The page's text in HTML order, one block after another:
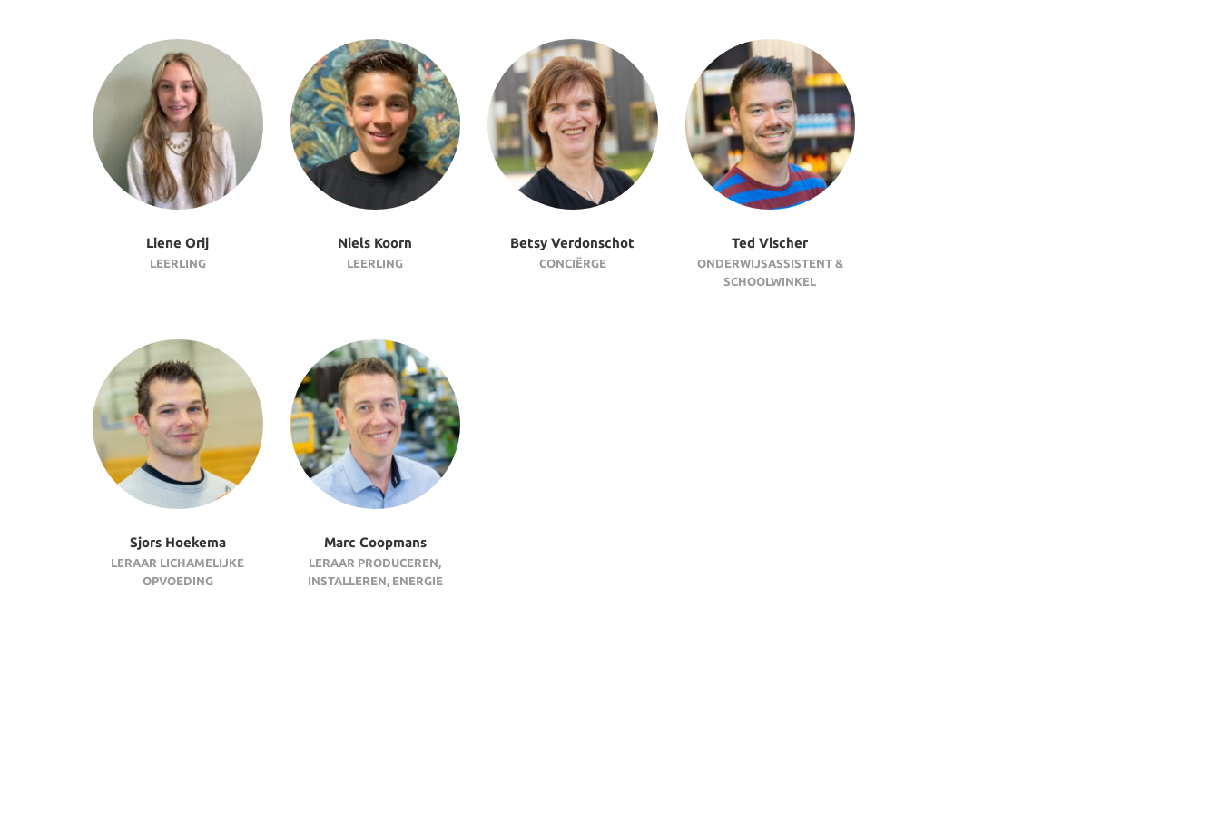
Liene Orij
LEERLING
Niels Koorn
LEERLING
Betsy Verdonschot
CONCIËRGE
Ted Vischer
ONDERWIJSASSISTENT &
SCHOOLWINKEL
Sjors Hoekema
LERAAR LICHAMELIJKE
OPVOEDING
Marc Coopmans
LERAAR PRODUCEREN,
INSTALLEREN, ENERGIE